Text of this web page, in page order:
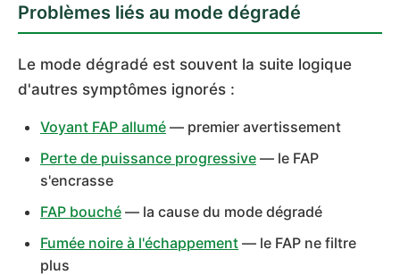
Problèmes liés au mode dégradé
Le mode dégradé est souvent la suite logique
d'autres symptômes ignorés :
Voyant FAP allumé — premier avertissement
Perte de puissance progressive — le FAP
s'encrasse
FAP bouché — la cause du mode dégradé
Fumée noire à l'échappement — le FAP ne filtre
plus